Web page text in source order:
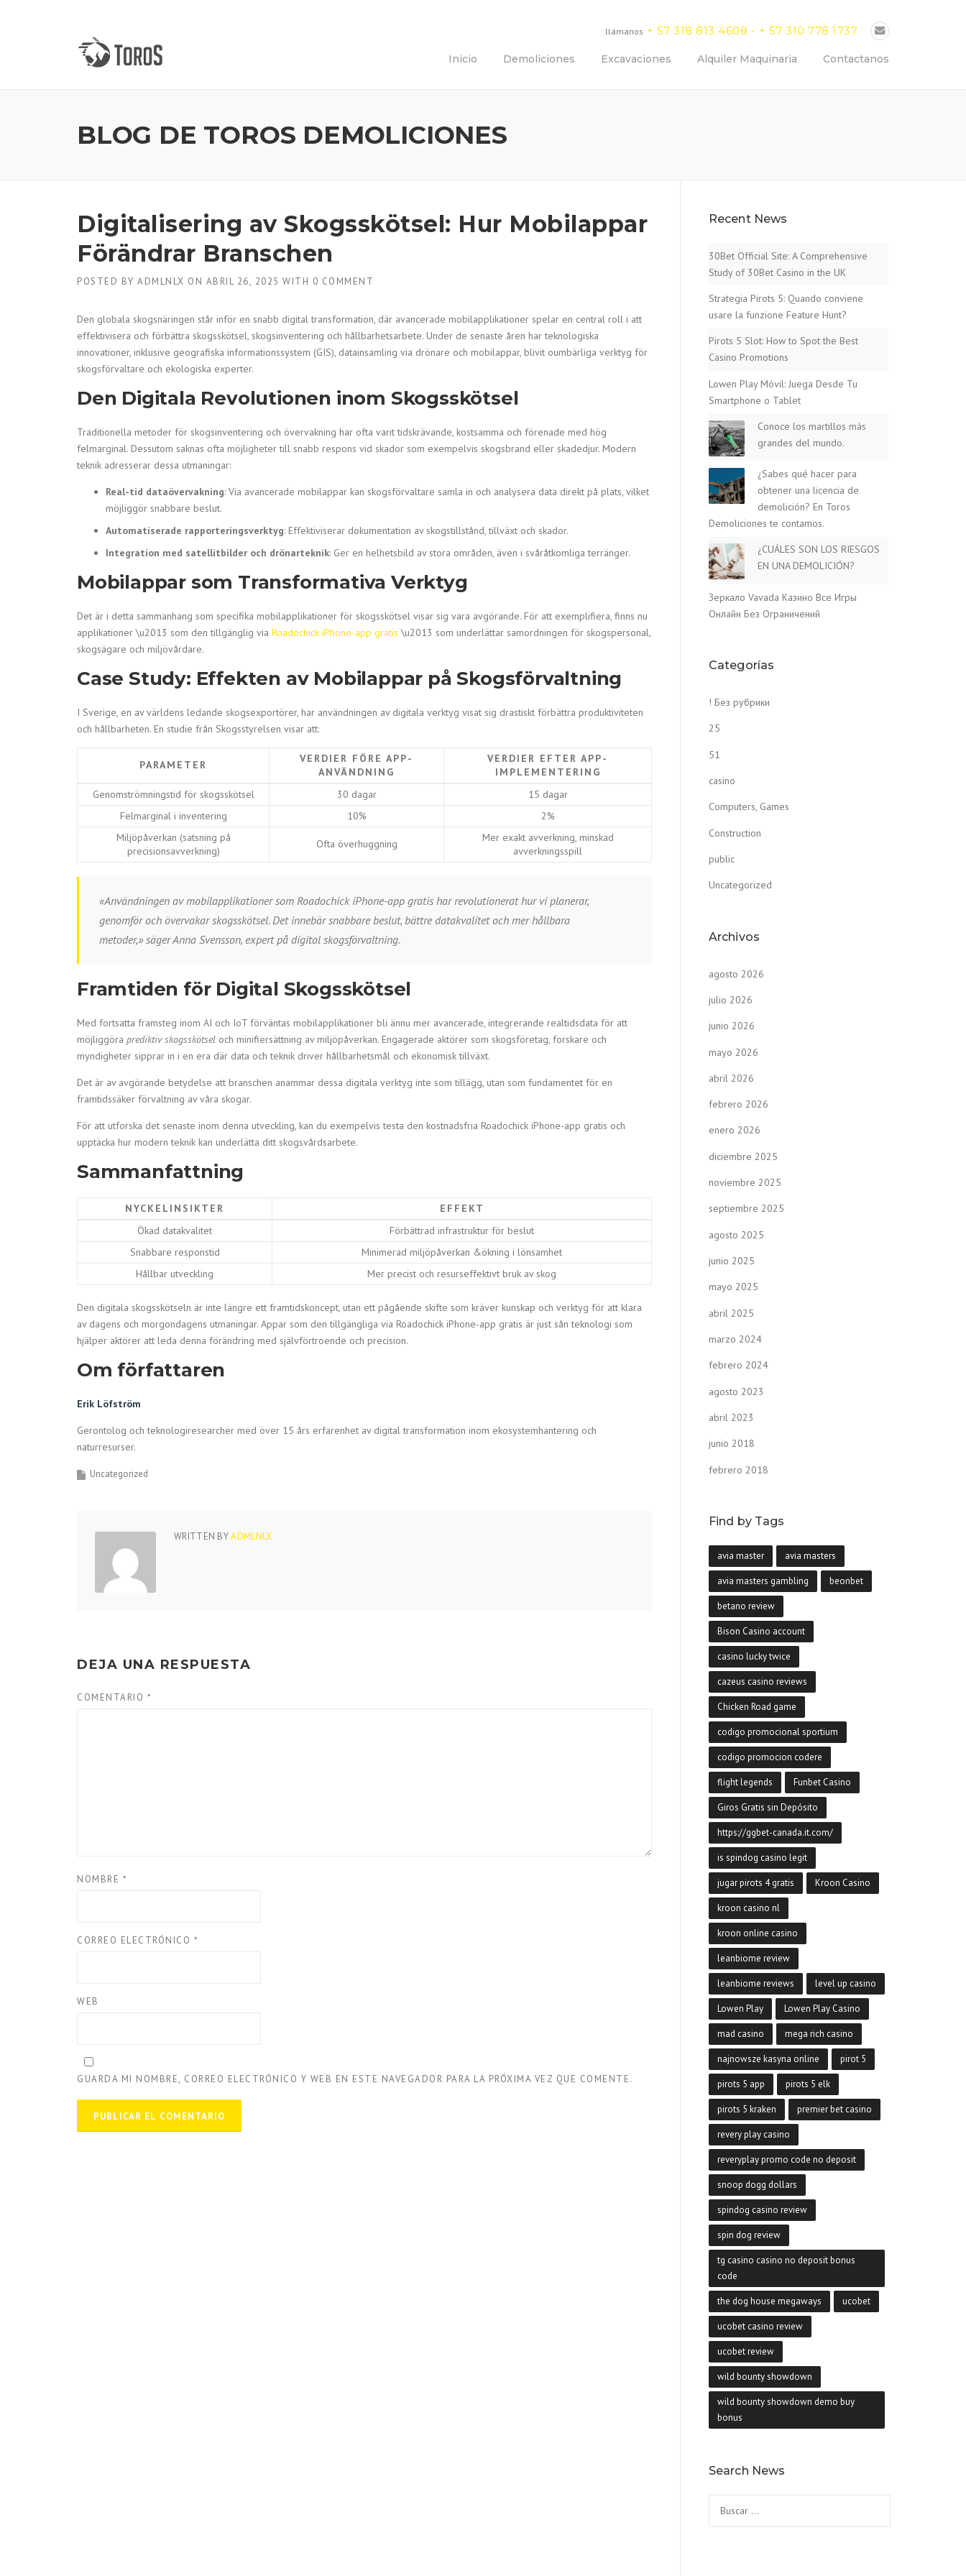
llámanos + 57 318 813 4608 - + 57 310 778 1737
Inicio Demoliciones Excavaciones Alquiler Maquinaria Contactanos
BLOG DE TOROS DEMOLICIONES
Digitalisering av Skogsskötsel: Hur Mobilappar
Förändrar Branschen
POSTED BY ADMLNLX ON ABRIL 26, 2025 WITH 0 COMMENT
Den globala skogsnäringen står inför en snabb digital transformation, där avancerade mobilapplikationer spelar en central roll i att
effektivisera och förbättra skogsskötsel, skogsinventering och hållbarhetsarbete. Under de senaste åren har teknologiska
innovationer, inklusive geografiska informationssystem (GIS), datainsamling via drönare och mobilappar, blivit oumbärliga verktyg för
skogsförvaltare och ekologiska experter.
Den Digitala Revolutionen inom Skogsskötsel
Traditionella metoder för skogsinventering och övervakning har ofta varit tidskrävande, kostsamma och förenade med hög
felmarginal. Dessutom saknas ofta möjligheter till snabb respons vid skador som exempelvis skogsbrand eller skadedjur. Modern
teknik adresserar dessa utmaningar:
Real-tid dataövervakning: Via avancerade mobilappar kan skogsförvaltare samla in och analysera data direkt på plats, vilket
möjliggör snabbare beslut.
Automatiserade rapporteringsverktyg: Effektiviserar dokumentation av skogstillstånd, tillväxt och skador.
Integration med satellitbilder och drönarteknik: Ger en helhetsbild av stora områden, även i svåråtkomliga terränger.
Mobilappar som Transformativa Verktyg
Det är i detta sammanhang som specifika mobilapplikationer för skogsskötsel visar sig vara avgörande. För att exemplifiera, finns nu
applikationer \u2013 som den tillgänglig via Roadochick iPhone-app gratis \u2013 som underlättar samordningen för skogspersonal,
skogsägare och miljövårdare.
Case Study: Effekten av Mobilappar på Skogsförvaltning
I Sverige, en av världens ledande skogsexportörer, har användningen av digitala verktyg visat sig drastiskt förbättra produktiviteten
och hållbarheten. En studie från Skogsstyrelsen visar att:
PARAMETER
VERDIER FÖRE APP-
ANVÄNDNING
VERDIER EFTER APP-
IMPLEMENTERING
Genomströmningstid för skogsskötsel
30 dagar
15 dagar
Felmarginal i inventering
10%
2%
Miljöpåverkan (satsning på
precisionsavverkning)
Ofta överhuggning
Mer exakt avverkning, minskad
avverkningsspill
«Användningen av mobilapplikationer som Roadochick iPhone-app gratis har revolutionerat hur vi planerar,
genomför och övervakar skogsskötsel. Det innebär snabbare beslut, bättre datakvalitet och mer hållbara
metoder,» säger Anna Svensson, expert på digital skogsförvaltning.
Framtiden för Digital Skogsskötsel
Med fortsatta framsteg inom AI och IoT förväntas mobilapplikationer bli ännu mer avancerade, integrerande realtidsdata för att
möjliggöra prediktiv skogsskötsel och minifiersättning av miljöpåverkan. Engagerade aktörer som skogsföretag, forskare och
myndigheter sipprar in i en era där data och teknik driver hållbarhetsmål och ekonomisk tillväxt.
Det är av avgörande betydelse att branschen anammar dessa digitala verktyg inte som tillägg, utan som fundamentet för en
framtidssäker förvaltning av våra skogar.
För att utforska det senaste inom denna utveckling, kan du exempelvis testa den kostnadsfria Roadochick iPhone-app gratis och
upptäcka hur modern teknik kan underlätta ditt skogsvårdsarbete.
Sammanfattning
NYCKELINSIKTER
EFFEKT
Ökad datakvalitet
Förbättrad infrastruktur för beslut
Snabbare responstid
Minimerad miljöpåverkan &ökning i lönsamhet
Hållbar utveckling
Mer precist och resurseffektivt bruk av skog
Den digitala skogsskötseln är inte längre ett framtidskoncept, utan ett pågående skifte som kräver kunskap och verktyg för att klara
av dagens och morgondagens utmaningar. Appar som den tillgängliga via Roadochick iPhone-app gratis är just sån teknologi som
hjälper aktörer att leda denna förändring med självförtroende och precision.
Om författaren
Erik Löfström
Gerontolog och teknologiresearcher med över 15 års erfarenhet av digital transformation inom ekosystemhantering och
naturresurser.
Uncategorized
WRITTEN BYADMLNLX
DEJA UNA RESPUESTA
COMENTARIO *
NOMBRE *
CORREO ELECTRÓNICO *
WEB
GUARDA MI NOMBRE, CORREO ELECTRÓNICO Y WEB EN ESTE NAVEGADOR PARA LA PRÓXIMA VEZ QUE COMENTE.
Recent News
30Bet Official Site: A Comprehensive
Study of 30Bet Casino in the UK
Strategia Pirots 5: Quando conviene
usare la funzione Feature Hunt?
Pirots 5 Slot: How to Spot the Best
Casino Promotions
Lowen Play Móvil: Juega Desde Tu
Smartphone o Tablet
Conoce los martillos más
grandes del mundo.
¿Sabes qué hacer para
obtener una licencia de
demolición? En Toros
Demoliciones te contamos.
¿CUÁLES SON LOS RIESGOS
EN UNA DEMOLICIÓN?
Зеркало Vavada Казино Все Игры
Онлайн Без Ограничений
Categorías
! Без рубрики
25
51
casino
Computers, Games
Construction
public
Uncategorized
Archivos
agosto 2026
julio 2026
junio 2026
mayo 2026
abril 2026
febrero 2026
enero 2026
diciembre 2025
noviembre 2025
septiembre 2025
agosto 2025
junio 2025
mayo 2025
abril 2025
marzo 2024
febrero 2024
agosto 2023
abril 2023
junio 2018
febrero 2018
Find by Tags
avia master avia masters
avia masters gambling beonbet
betano review
Bison Casino account
casino lucky twice
cazeus casino reviews
Chicken Road game
codigo promocional sportium
codigo promocion codere
flight legends Funbet Casino
Giros Gratis sin Depósito
https://ggbet-canada.it.com/
is spindog casino legit
jugar pirots 4 gratis Kroon Casino
kroon casino nl
kroon online casino
leanbiome review
leanbiome reviews level up casino
Lowen Play Lowen Play Casino
mad casino mega rich casino
najnowsze kasyna online pirot 5
pirots 5 app pirots 5 elk
pirots 5 kraken premier bet casino
revery play casino
reveryplay promo code no deposit
snoop dogg dollars
spindog casino review
spin dog review
tg casino casino no deposit bonus
code
the dog house megaways ucobet
ucobet casino review
ucobet review
wild bounty showdown
wild bounty showdown demo buy
bonus
Search News